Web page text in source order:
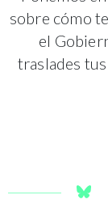
sobre cómo
el
traslades